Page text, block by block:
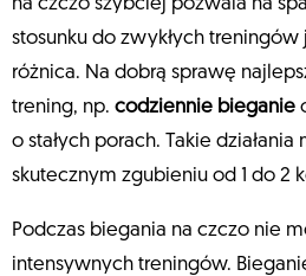
stosunku do zwykłych treningów
różnica. Na dobrą sprawę
trening, np. codziennie bieganie
o stałych porach. Takie
skutecznym zgubieniu od 1 do 2
Podczas biegania na czczo nie
intensywnych treningów.